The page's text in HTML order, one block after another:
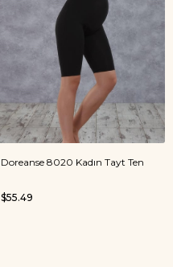
Doreanse 8020 Kadın Tayt Ten
$55.49